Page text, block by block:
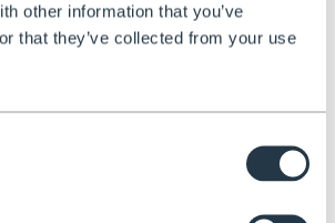
other information that you’ve
that they’ve collected from your use